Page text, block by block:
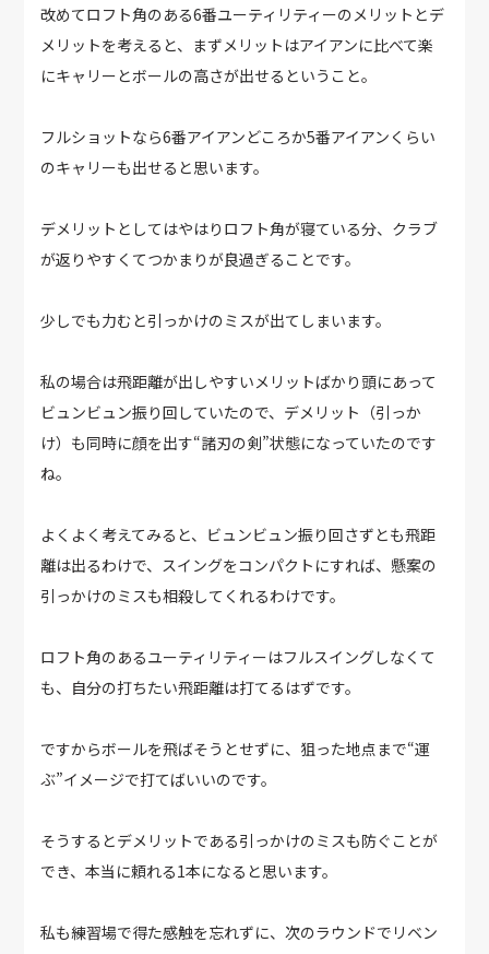
改めてロフト角のある6番ユーティリティーのメリットとデ
メリットを考えると、まずメリットはアイアンに比べて楽
にキャリーとボールの高さが出せるということ。
フルショットなら6番アイアンどころか5番アイアンくらい
のキャリーも出せると思います。
デメリットとしてはやはりロフト角が寝ている分、クラブ
が返りやすくてつかまりが良過ぎることです。
少しでも力むと引っかけのミスが出てしまいます。
私の場合は飛距離が出しやすいメリットばかり頭にあって
ビュンビュン振り回していたので、デメリット（引っか
け）も同時に顔を出す“諸刃の剣”状態になっていたのです
ね。
よくよく考えてみると、ビュンビュン振り回さずとも飛距
離は出るわけで、スイングをコンパクトにすれば、懸案の
引っかけのミスも相殺してくれるわけです。
ロフト角のあるユーティリティーはフルスイングしなくて
も、自分の打ちたい飛距離は打てるはずです。
ですからボールを飛ばそうとせずに、狙った地点まで“運
ぶ”イメージで打てばいいのです。
そうするとデメリットである引っかけのミスも防ぐことが
でき、本当に頼れる1本になると思います。
私も練習場で得た感触を忘れずに、次のラウンドでリベン